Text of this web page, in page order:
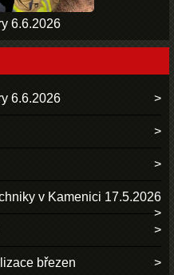
6.6.2026
6.6.2026
v Kamenici 17.5.2026
březen